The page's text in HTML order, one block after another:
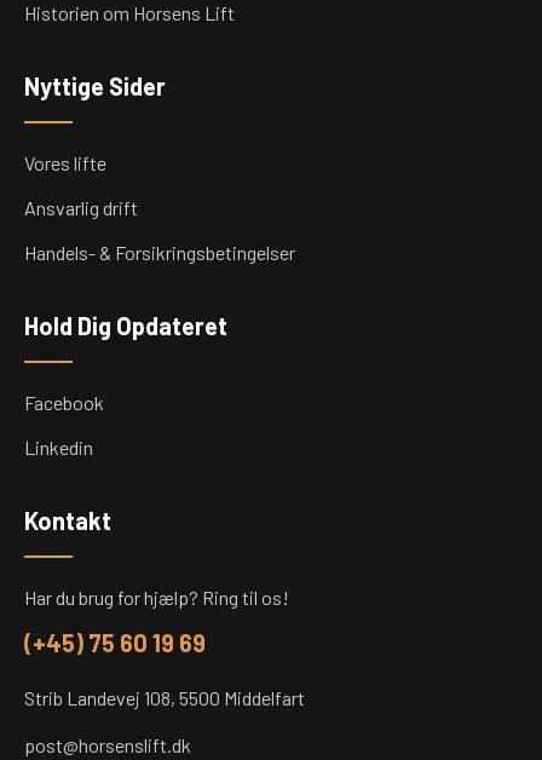
Historien om Horsens Lift
Nyttige Sider
Vores lifte
Ansvarlig drift
Handels- & Forsikringsbetingelser
Hold Dig Opdateret
Facebook
Linkedin
Kontakt
Har du brug for hjælp? Ring til os!
(+45) 75 60 19 69
Strib Landevej 108, 5500 Middelfart
post@horsenslift.dk